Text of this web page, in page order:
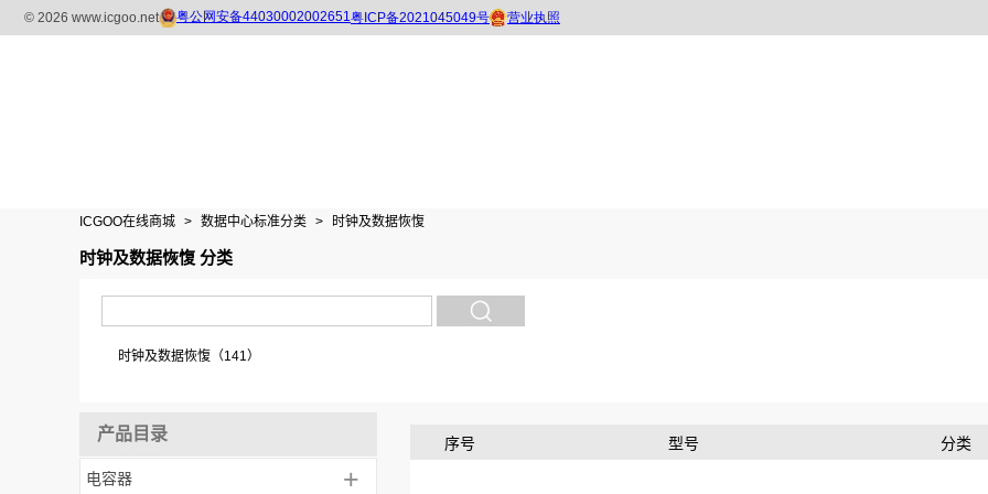
ICGOO在线商城 > 数据中心标准分类 > 时钟及数据恢愎
时钟及数据恢愎 分类
时钟及数据恢愎（141）
产品目录
电容器 +
序号 型号 分类